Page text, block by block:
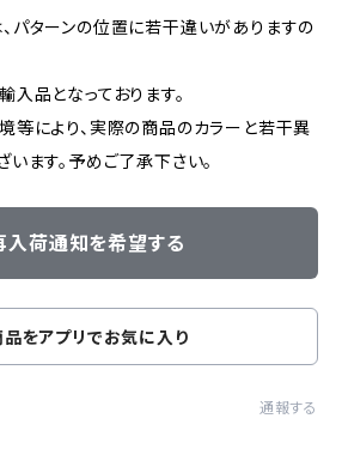
パターンの位置に若干違いがありますの
品となっております。
等により、実際の商品のカラーと若干異
ます。予めご了承下さい。
入荷通知を希望する
品をアプリでお気に入り
通報する